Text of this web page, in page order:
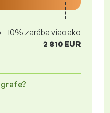
10% zarába viac ako
2 810 EUR
grafe?